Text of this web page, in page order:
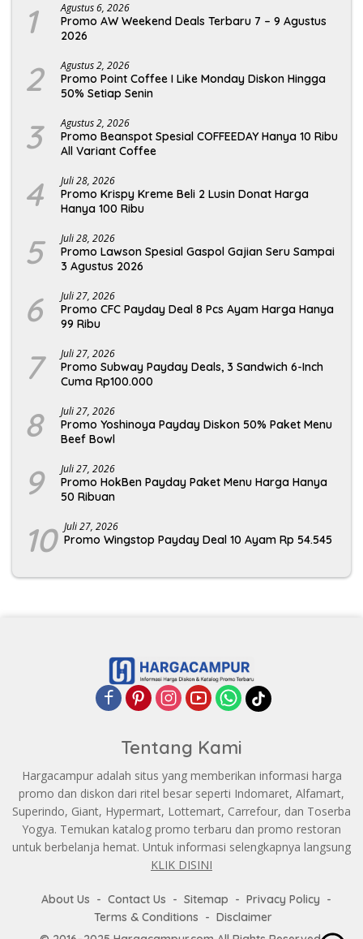
1 Agustus 6, 2026
Promo AW Weekend Deals Terbaru 7 – 9 Agustus
2026
2 Agustus 2, 2026
Promo Point Coffee I Like Monday Diskon Hingga
50% Setiap Senin
3 Agustus 2, 2026
Promo Beanspot Spesial COFFEEDAY Hanya 10 Ribu
All Variant Coffee
4 Juli 28, 2026
Promo Krispy Kreme Beli 2 Lusin Donat Harga
Hanya 100 Ribu
5 Juli 28, 2026
Promo Lawson Spesial Gaspol Gajian Seru Sampai
3 Agustus 2026
6 Juli 27, 2026
Promo CFC Payday Deal 8 Pcs Ayam Harga Hanya
99 Ribu
7 Juli 27, 2026
Promo Subway Payday Deals, 3 Sandwich 6-Inch
Cuma Rp100.000
8 Juli 27, 2026
Promo Yoshinoya Payday Diskon 50% Paket Menu
Beef Bowl
9 Juli 27, 2026
Promo HokBen Payday Paket Menu Harga Hanya
50 Ribuan
10 Juli 27, 2026
Promo Wingstop Payday Deal 10 Ayam Rp 54.545
Tentang Kami
Hargacampur adalah situs yang memberikan informasi harga
promo dan diskon dari ritel besar seperti Indomaret, Alfamart,
Superindo, Giant, Hypermart, Lottemart, Carrefour, dan Toserba
Yogya. Temukan katalog promo terbaru dan promo restoran
untuk berbelanja hemat. Untuk informasi selengkapnya langsung
KLIK DISINI
About Us Contact Us Sitemap
Privacy Policy
Terms & Conditions
Disclaimer